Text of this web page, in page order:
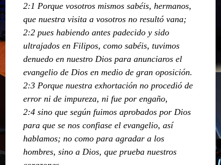
2:1 Porque vosotros mismos sabéis, hermanos,
que nuestra visita a vosotros no resultó vana;
2:2 pues habiendo antes padecido y sido
ultrajados en Filipos, como sabéis, tuvimos
denuedo en nuestro Dios para anunciaros el
evangelio de Dios en medio de gran oposición.
2:3 Porque nuestra exhortación no procedió de
error ni de impureza, ni fue por engaño,
2:4 sino que según fuimos aprobados por Dios
para que se nos confiase el evangelio, así
hablamos; no como para agradar a los
hombres, sino a Dios, que prueba nuestros